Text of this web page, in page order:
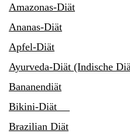
Amazonas-Diät
Ananas-Diät
Apfel-Diät
Ayurveda-Diät (Indische
Bananendiät
Bikini-Diät
Brazilian Diät